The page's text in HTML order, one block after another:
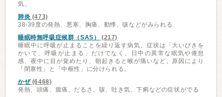
気。
肺炎 (473)
38-39度の発熱、悪寒、胸痛、動悸、咳などがみられる
睡眠時無呼吸症候群（SAS）
(217)
睡眠中に呼吸が止まることを繰り返す病気。症状は「大いびきを
かいて、呼吸が止まる」だけでなく、日中の異常な眠気や倦怠
感、夜中に目が覚めたり、朝起きると喉が痛いなど。原因により
「閉塞性」と「中枢性」に分けられる。
かぜ(6468)
発熱、頭痛、腹痛、だるさ、咳、吐き気、下痢などの症状がでる